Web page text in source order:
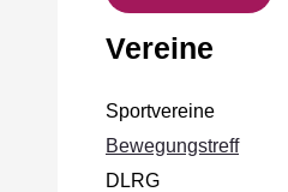
Vereine
Sportvereine
Bewegungstreff
DLRG